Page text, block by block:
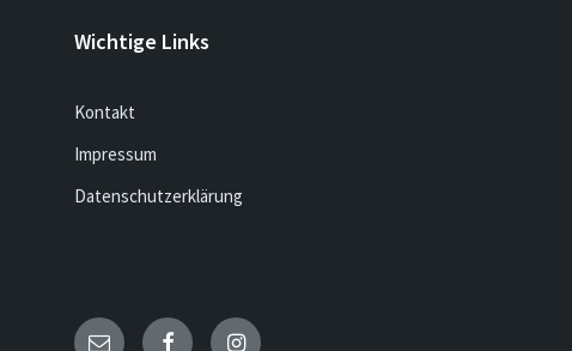
Wichtige Links
Kontakt
Impressum
Datenschutzerklärung
Email FacebookInstagram